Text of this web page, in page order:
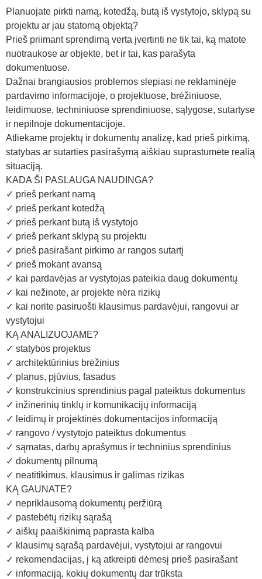
Planuojate pirkti namą, kotedžą, butą iš vystytojo, sklypą su
projektu ar jau statomą objektą?
Prieš priimant sprendimą verta įvertinti ne tik tai, ką matote
nuotraukose ar objekte, bet ir tai, kas parašyta
dokumentuose.
Dažnai brangiausios problemos slepiasi ne reklaminėje
pardavimo informacijoje, o projektuose, brėžiniuose,
leidimuose, techniniuose sprendiniuose, sąlygose, sutartyse
ir nepilnoje dokumentacijoje.
Atliekame projektų ir dokumentų analizę, kad prieš pirkimą,
statybas ar sutarties pasirašymą aiškiau suprastumėte realią
situaciją.
KADA ŠI PASLAUGA NAUDINGA?
✓ prieš perkant namą
✓ prieš perkant kotedžą
✓ prieš perkant butą iš vystytojo
✓ prieš perkant sklypą su projektu
✓ prieš pasirašant pirkimo ar rangos sutartį
✓ prieš mokant avansą
✓ kai pardavėjas ar vystytojas pateikia daug dokumentų
✓ kai nežinote, ar projekte nėra rizikų
✓ kai norite pasiruošti klausimus pardavėjui, rangovui ar
vystytojui
KĄ ANALIZUOJAME?
✓ statybos projektus
✓ architektūrinius brėžinius
✓ planus, pjūvius, fasadus
✓ konstrukcinius sprendinius pagal pateiktus dokumentus
✓ inžinerinių tinklų ir komunikacijų informaciją
✓ leidimų ir projektinės dokumentacijos informaciją
✓ rangovo / vystytojo pateiktus dokumentus
✓ sąmatas, darbų aprašymus ir techninius sprendinius
✓ dokumentų pilnumą
✓ neatitikimus, klausimus ir galimas rizikas
KĄ GAUNATE?
✓ nepriklausomą dokumentų peržiūrą
✓ pastebėtų rizikų sąrašą
✓ aiškų paaiškinimą paprasta kalba
✓ klausimų sąrašą pardavėjui, vystytojui ar rangovui
✓ rekomendacijas, į ką atkreipti dėmesį prieš pasirašant
✓ informaciją, kokių dokumentų dar trūksta